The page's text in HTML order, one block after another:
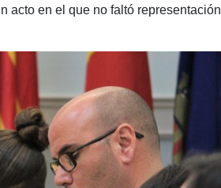
acto en el que no faltó representación